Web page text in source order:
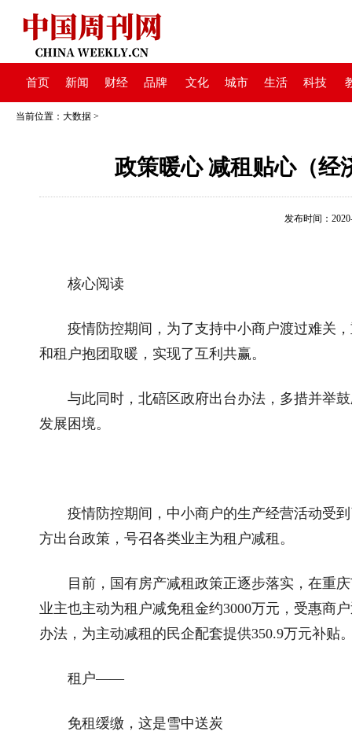
首页 新闻 财经 品牌 文化 城市 生活 科技
当前位置： 大数据 >
政策暖心 减租贴心（经
发布时间：
核心阅读
疫情防控期间，为了支持中小商户渡过难关，
和租户抱团取暖，实现了互利共赢。
与此同时，北碚区政府出台办法，多措并举鼓
发展困境。
疫情防控期间，中小商户的生产经营活动受到
方出台政策，号召各类业主为租户减租。
目前，国有房产减租政策正逐步落实，在重庆
业主也主动为租户减免租金约3000万元，受惠商
办法，为主动减租的民企配套提供350.9万元补贴
租户——
免租缓缴，这是雪中送炭